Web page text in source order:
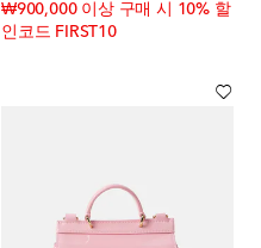
₩900,000 이상 구매 시 10% 할
인코드 FIRST10